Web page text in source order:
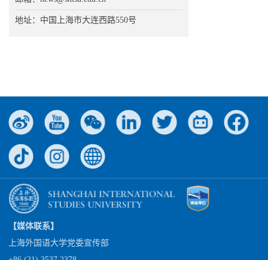
地址：中国上海市大连西路550号
【媒体联系】
上海外国语大学党委宣传部